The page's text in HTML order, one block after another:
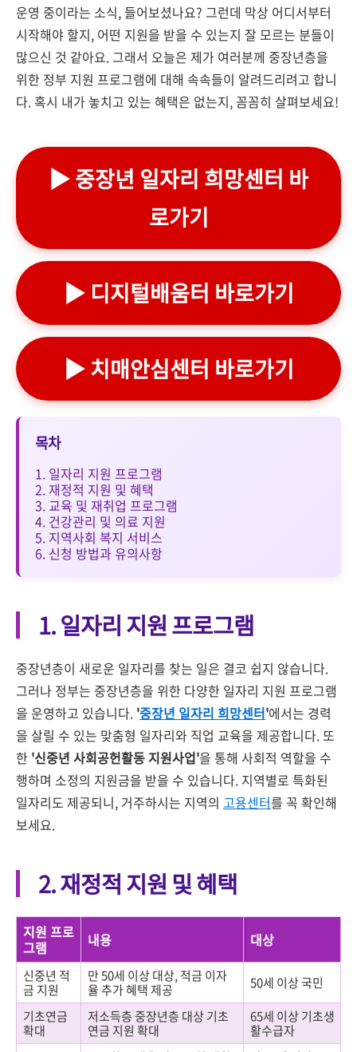
운영 중이라는 소식, 들어보셨나요? 그런데 막상 어디서부터
시작해야 할지, 어떤 지원을 받을 수 있는지 잘 모르는 분들이
많으신 것 같아요. 그래서 오늘은 제가 여러분께 중장년층을
위한 정부 지원 프로그램에 대해 속속들이 알려드리려고 합니
다. 혹시 내가 놓치고 있는 혜택은 없는지, 꼼꼼히 살펴보세요!
▶ 중장년 일자리 희망센터 바
로가기
▶ 디지털배움터 바로가기
▶ 치매안심센터 바로가기
목차
1. 일자리 지원 프로그램
2. 재정적 지원 및 혜택
3. 교육 및 재취업 프로그램
4. 건강관리 및 의료 지원
5. 지역사회 복지 서비스
6. 신청 방법과 유의사항
1. 일자리 지원 프로그램
중장년층이 새로운 일자리를 찾는 일은 결코 쉽지 않습니다.
그러나 정부는 중장년층을 위한 다양한 일자리 지원 프로그램
을 운영하고 있습니다. '중장년 일자리 희망센터'에서는 경력
을 살릴 수 있는 맞춤형 일자리와 직업 교육을 제공합니다. 또
한 '신중년 사회공헌활동 지원사업'을 통해 사회적 역할을 수
행하며 소정의 지원금을 받을 수 있습니다. 지역별로 특화된
일자리도 제공되니, 거주하시는 지역의 고용센터를 꼭 확인해
보세요.
2. 재정적 지원 및 혜택
지원 프로
그램
내용 대상
신중년 적
금 지원
만 50세 이상 대상, 적금 이자
율 추가 혜택 제공
50세 이상 국민
기초연금
확대
저소득층 중장년층 대상 기초
연금 지원 확대
65세 이상 기초생
활수급자